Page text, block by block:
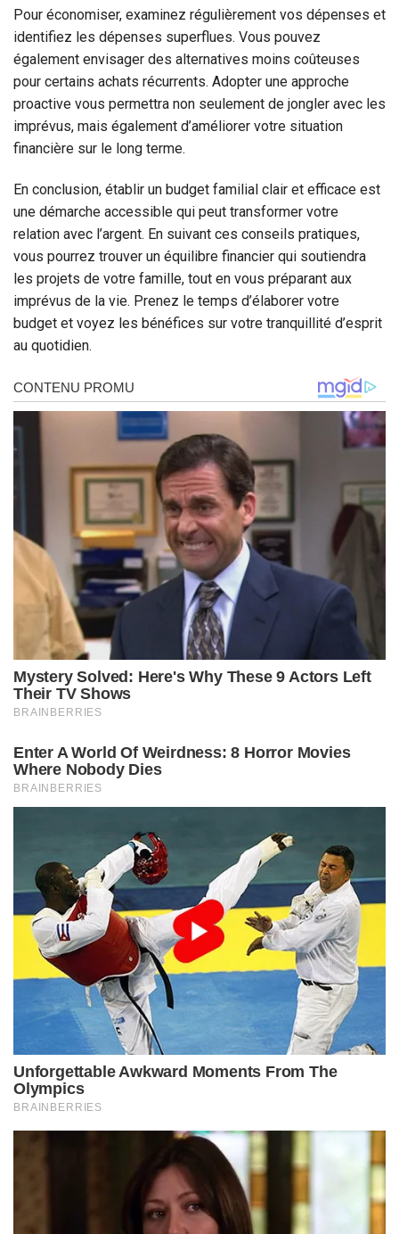
Pour économiser, examinez régulièrement vos dépenses et
identifiez les dépenses superflues. Vous pouvez
également envisager des alternatives moins coûteuses
pour certains achats récurrents. Adopter une approche
proactive vous permettra non seulement de jongler avec les
imprévus, mais également d’améliorer votre situation
financière sur le long terme.
En conclusion, établir un budget familial clair et efficace est
une démarche accessible qui peut transformer votre
relation avec l’argent. En suivant ces conseils pratiques,
vous pourrez trouver un équilibre financier qui soutiendra
les projets de votre famille, tout en vous préparant aux
imprévus de la vie. Prenez le temps d’élaborer votre
budget et voyez les bénéfices sur votre tranquillité d’esprit
au quotidien.